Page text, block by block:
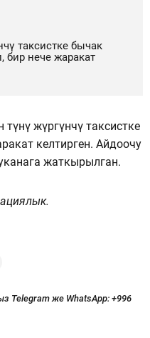
таксистке бычак
бир нече жаракат
жүргүнчү таксистке
келтирген. Айдоочу
жаткырылган.
Telegram же WhatsApp: +996